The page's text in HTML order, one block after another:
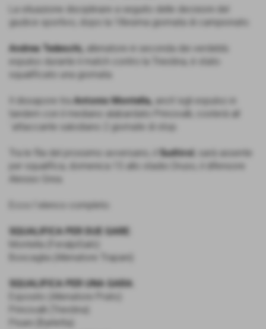
La situazione disciplinare a seguito delle decisioni del
giudice sportivo, dopo la 18esima giornata di campionato.
Andrea Tedeschi,
allenatore in seconda dei verdeblù
espulso durante il match contro la Triestina, è stato
squalificato una giornata.
Il dissapore tra Antonio Montella, anch´egli espulso in
tandem con il mediano alabardato Princivalli, costerà all
´attaccante salodiano 2 giornate di stop.
Tra le fila del prossimo avversario, il Sudtirol , sarà assente
per squalifica, domenica 15 allo stadio Druso, il difensore
Alessio Grea.
Ecco l´elenco completo.
SQUALIFICA PER DUE GARE:
Montella (FeralpiSalò)
Boscaglia (Allenatore Trapani)
SQUALIFICA PER UNA GARA:
Esposito (Allenatore Prato)
Princivalli (Triestina)
Pisani (Barletta)